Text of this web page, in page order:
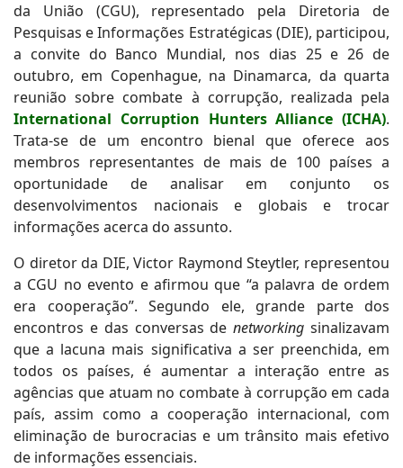
da União (CGU), representado pela Diretoria de
Pesquisas e Informações Estratégicas (DIE), participou,
a convite do Banco Mundial, nos dias 25 e 26 de
outubro, em Copenhague, na Dinamarca, da quarta
reunião sobre combate à corrupção, realizada pela
International Corruption Hunters Alliance (ICHA).
Trata-se de um encontro bienal que oferece aos
membros representantes de mais de 100 países a
oportunidade de analisar em conjunto os
desenvolvimentos nacionais e globais e trocar
informações acerca do assunto.
O diretor da DIE, Victor Raymond Steytler, representou
a CGU no evento e afirmou que “a palavra de ordem
era cooperação”. Segundo ele, grande parte dos
encontros e das conversas denetworking sinalizavam
que a lacuna mais significativa a ser preenchida, em
todos os países, é aumentar a interação entre as
agências que atuam no combate à corrupção em cada
país, assim como a cooperação internacional, com
eliminação de burocracias e um trânsito mais efetivo
de informações essenciais.